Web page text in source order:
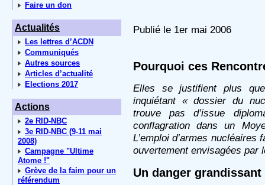
Faire un don
Actualités
Les lettres d’ACDN
Communiqués
Autres sources
Articles d’actualité
Elections 2017
Actions
2e RID-NBC
3e RID-NBC (9-11 mai
2008)
Campagne "Ultime
Atome !"
Grève de la faim pour un
référendum
Publié le 1er mai 2006
Pourquoi ces
Elles se justifient plus
inquiétant « dossier du
trouve pas d’issue
conflagration dans un
L’emploi d’armes
ouvertement envisagées par
Un danger grandissant